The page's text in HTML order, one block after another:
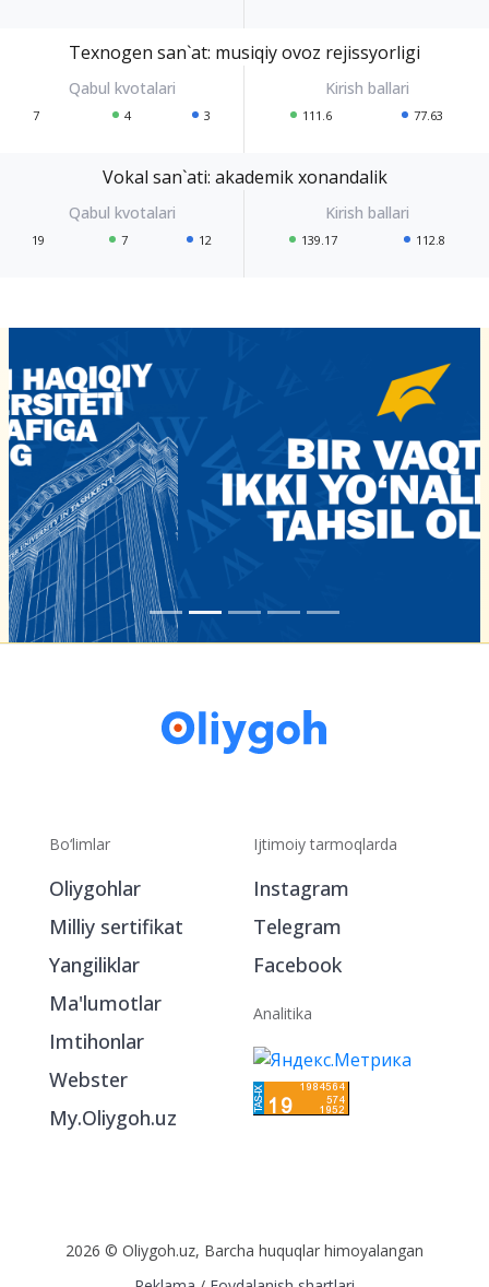
Texnogen san`at: musiqiy ovoz rejissyorligi
7 4 3 111.6 77.63
Vokal san`ati: akademik xonandalik
19 7 12 139.17 112.8
Bo‘limlar
Oliygohlar
Milliy sertifikat
Yangiliklar
Ma'lumotlar
Imtihonlar
Webster
My.Oliygoh.uz
Ijtimoiy tarmoqlarda
Instagram
Telegram
Facebook
Analitika
2026 © Oliygoh.uz, Barcha huquqlar himoyalangan